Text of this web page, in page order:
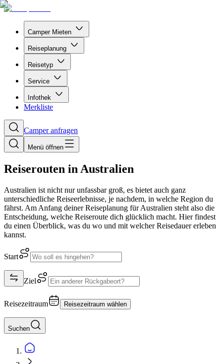
Camper Mieten
Reiseplanung
Reisetyp
Service
Infothek
Merkliste
Camper anfragen
Menü öffnen
Reiserouten in Australien
Australien ist nicht nur unfassbar groß, es bietet auch ganz
unterschiedliche Reiseerlebnisse, je nachdem, in welche Region du
fährst. Am Anfang deiner Reiseplanung für Australien steht also die
Entscheidung, welche Reiseroute dich glücklich macht. Hier findest
du einen Überblick, was du wo und mit welcher Reisedauer erleben
kannst.
Start
Ziel
Reisezeitraum Reisezeitraum wählen
Suchen